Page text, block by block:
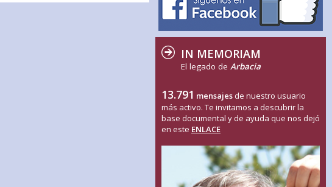
IN MEMORIAM
El legado de Arbacia
13.791 mensajes de nuestro usuario
más activo. Te invitamos a descubrir la
base documental y de ayuda que nos dejó
en este ENLACE